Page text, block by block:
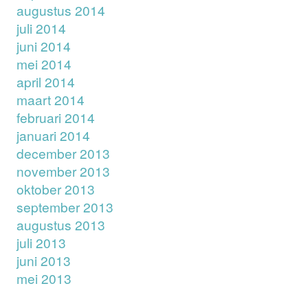
augustus 2014
juli 2014
juni 2014
mei 2014
april 2014
maart 2014
februari 2014
januari 2014
december 2013
november 2013
oktober 2013
september 2013
augustus 2013
juli 2013
juni 2013
mei 2013